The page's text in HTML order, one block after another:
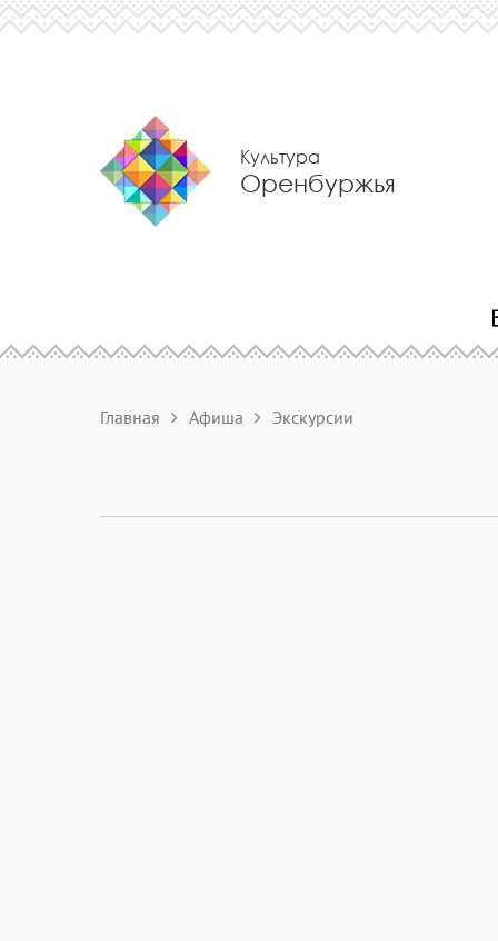
Культура
Оренбуржья
Главная Афиша Экскурсии